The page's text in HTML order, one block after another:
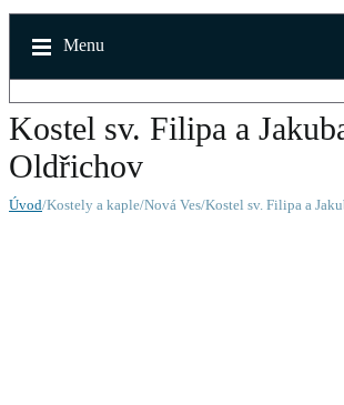
Menu
Kostel sv. Filipa a
Oldřichov
Úvod/Kostely a kaple/Nová Ves/Kostel sv. Filipa a